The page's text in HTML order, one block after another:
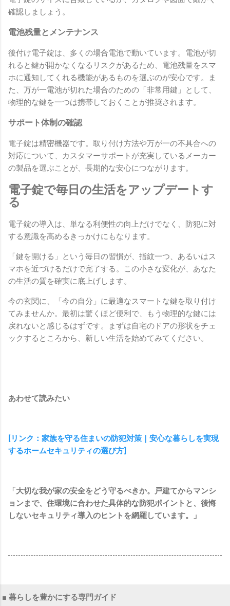
確認しましょう。
電池残量とメンテナンス
後付け電子錠は、多くの場合電池で動いています。電池が切
れると鍵が開かなくなるリスクがあるため、電池残量をスマ
ホに通知してくれる機能があるものを選ぶのが安心です。ま
た、万が一電池が切れた場合のための「非常用鍵」として、
物理的な鍵を一つは携帯しておくことが推奨されます。
サポート体制の確認
電子錠は精密機器です。取り付け方法や万が一の不具合への
対応について、カスタマーサポートが充実しているメーカー
の製品を選ぶことが、長期的な安心につながります。
電子錠で毎日の生活をアップデートす
る
電子錠の導入は、単なる利便性の向上だけでなく、防犯に対
する意識を高めるきっかけにもなります。
「鍵を開ける」という毎日の習慣が、指紋一つ、あるいはス
マホを近づけるだけで完了する。この小さな変化が、あなた
の生活の質を確実に底上げします。
今の玄関に、「今の自分」に最適なスマートな鍵を取り付け
てみませんか。最初は驚くほど便利で、もう物理的な鍵には
戻れないと感じるはずです。まずは自宅のドアの形状をチェ
ックするところから、新しい生活を始めてみてください。
あわせて読みたい
[リンク：家族を守る住まいの防犯対策｜安心な暮らしを実現
するホームセキュリティの選び方]
「大切な我が家の安全をどう守るべきか。戸建てからマンシ
ョンまで、住環境に合わせた具体的な防犯ポイントと、後悔
しないセキュリティ導入のヒントを網羅しています。」
■ 暮らしを豊かにする専門ガイド